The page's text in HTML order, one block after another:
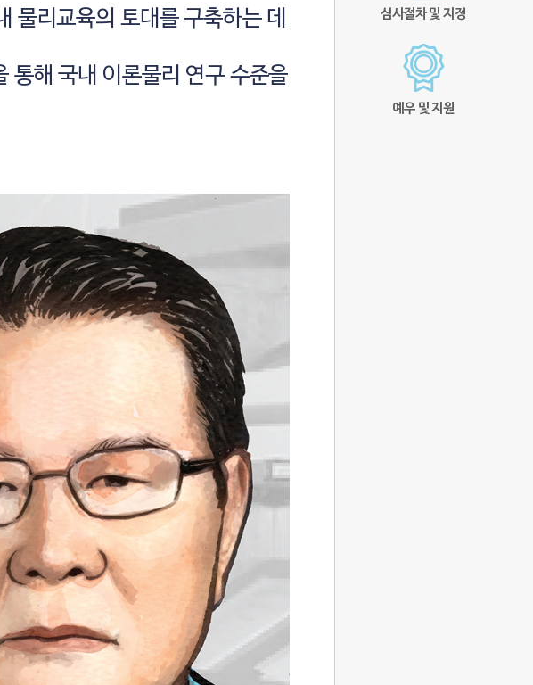
물리교육의 토대를 구축하는 데
통해 국내 이론물리 연구 수준을
심사절차 및 지정
예우 및 지원